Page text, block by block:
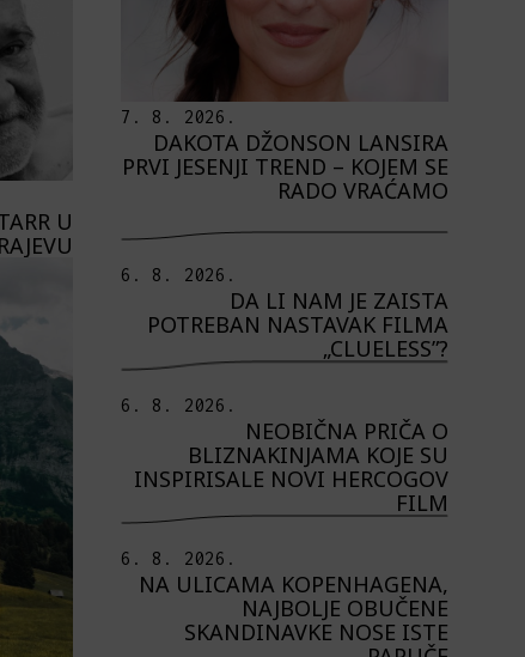
U
7. 8. 2026.
DAKOTA DŽONSON LANSIRA
PRVI JESENJI TREND – KOJEM SE
RADO VRAĆAMO
6. 8. 2026.
DA LI NAM JE ZAISTA
POTREBAN NASTAVAK FILMA
„CLUELESS”?
6. 8. 2026.
NEOBIČNA PRIČA O
BLIZNAKINJAMA KOJE SU
INSPIRISALE NOVI HERCOGOV
FILM
6. 8. 2026.
NA ULICAMA KOPENHAGENA,
NAJBOLJE OBUČENE
SKANDINAVKE NOSE ISTE